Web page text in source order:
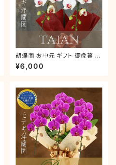
胡蝶蘭 お中元 ギフト 御歳暮 お
祝い 叙勲 就任祝い ミディ 「タイ
アン」 2本立 ラッピング付き 誕
¥6,000